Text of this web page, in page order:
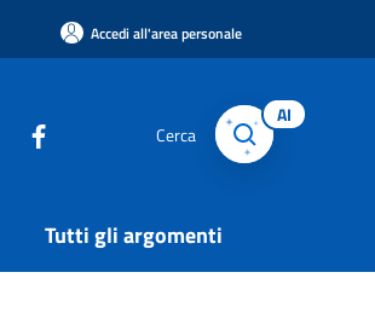
Accedi all'area personale
Cerca
AI
Tutti gli argomenti